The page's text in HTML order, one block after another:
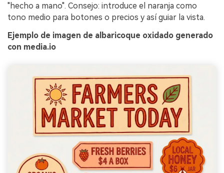
"hecho a mano". Consejo: introduce el naranja como
tono medio para botones o precios y así guiar la vista.
Ejemplo de imagen de albaricoque oxidado generado
con media.io